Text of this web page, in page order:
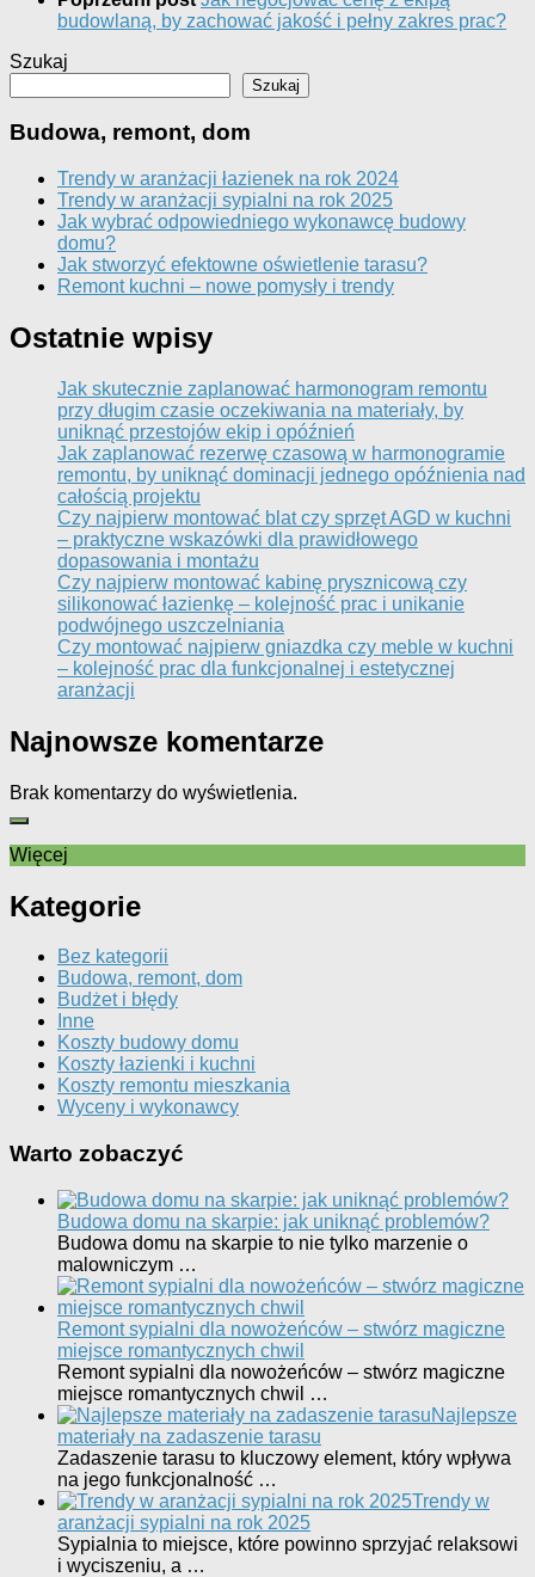
budowlaną, by zachować jakość i pełny zakres prac?
Szukaj
Szukaj
Budowa, remont, dom
Trendy w aranżacji łazienek na rok 2024
Trendy w aranżacji sypialni na rok 2025
Jak wybrać odpowiedniego wykonawcę budowy
domu?
Jak stworzyć efektowne oświetlenie tarasu?
Remont kuchni – nowe pomysły i trendy
Ostatnie wpisy
Jak skutecznie zaplanować harmonogram remontu
przy długim czasie oczekiwania na materiały, by
uniknąć przestojów ekip i opóźnień
Jak zaplanować rezerwę czasową w harmonogramie
remontu, by uniknąć dominacji jednego opóźnienia nad
całością projektu
Czy najpierw montować blat czy sprzęt AGD w kuchni
– praktyczne wskazówki dla prawidłowego
dopasowania i montażu
Czy najpierw montować kabinę prysznicową czy
silikonować łazienkę – kolejność prac i unikanie
podwójnego uszczelniania
Czy montować najpierw gniazdka czy meble w kuchni
– kolejność prac dla funkcjonalnej i estetycznej
aranżacji
Najnowsze komentarze
Brak komentarzy do wyświetlenia.
Więcej
Kategorie
Bez kategorii
Budowa, remont, dom
Budżet i błędy
Inne
Koszty budowy domu
Koszty łazienki i kuchni
Koszty remontu mieszkania
Wyceny i wykonawcy
Warto zobaczyć
Budowa domu na skarpie: jak uniknąć problemów?
Budowa domu na skarpie to nie tylko marzenie o
malowniczym …
Remont sypialni dla nowożeńców – stwórz magiczne
miejsce romantycznych chwil
Remont sypialni dla nowożeńców – stwórz magiczne
miejsce romantycznych chwil …
Najlepsze
materiały na zadaszenie tarasu
Zadaszenie tarasu to kluczowy element, który wpływa
na jego funkcjonalność …
Trendy w
aranżacji sypialni na rok 2025
Sypialnia to miejsce, które powinno sprzyjać relaksowi
i wyciszeniu, a …